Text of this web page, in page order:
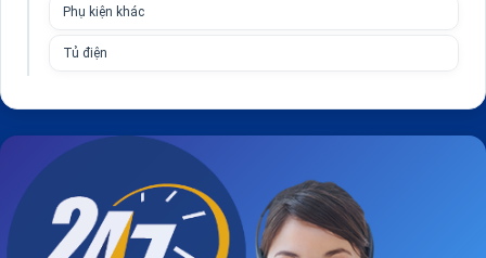
Phụ kiện khác
Tủ điện